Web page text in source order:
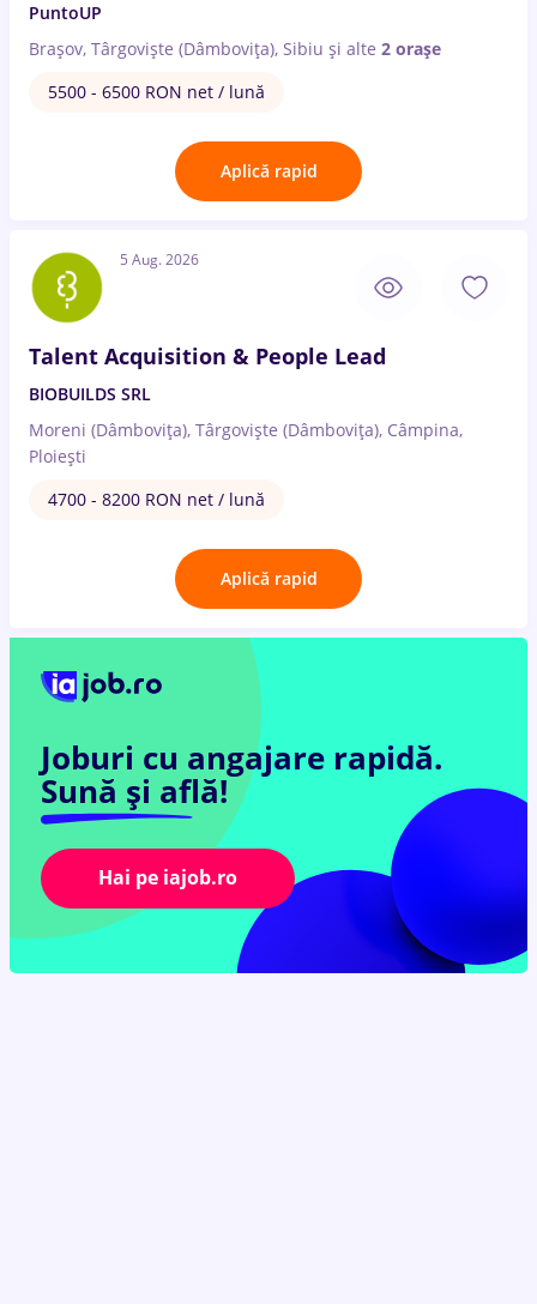
PuntoUP
Brașov, Târgoviște (Dâmbovița), Sibiu și alte 2 orașe
5500 - 6500 RON net / lună
Aplică rapid
5 Aug. 2026
Talent Acquisition & People Lead
BIOBUILDS SRL
Moreni (Dâmbovița), Târgoviște (Dâmbovița), Câmpina,
Ploiești
4700 - 8200 RON net / lună
Aplică rapid
Joburi cu angajare rapidă.
Sună și află!
Hai pe iajob.ro